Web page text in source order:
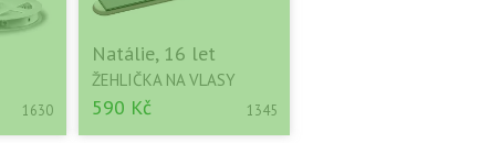
1630
Natálie, 16 let
ŽEHLIČKA NA VLASY
590 Kč 1345